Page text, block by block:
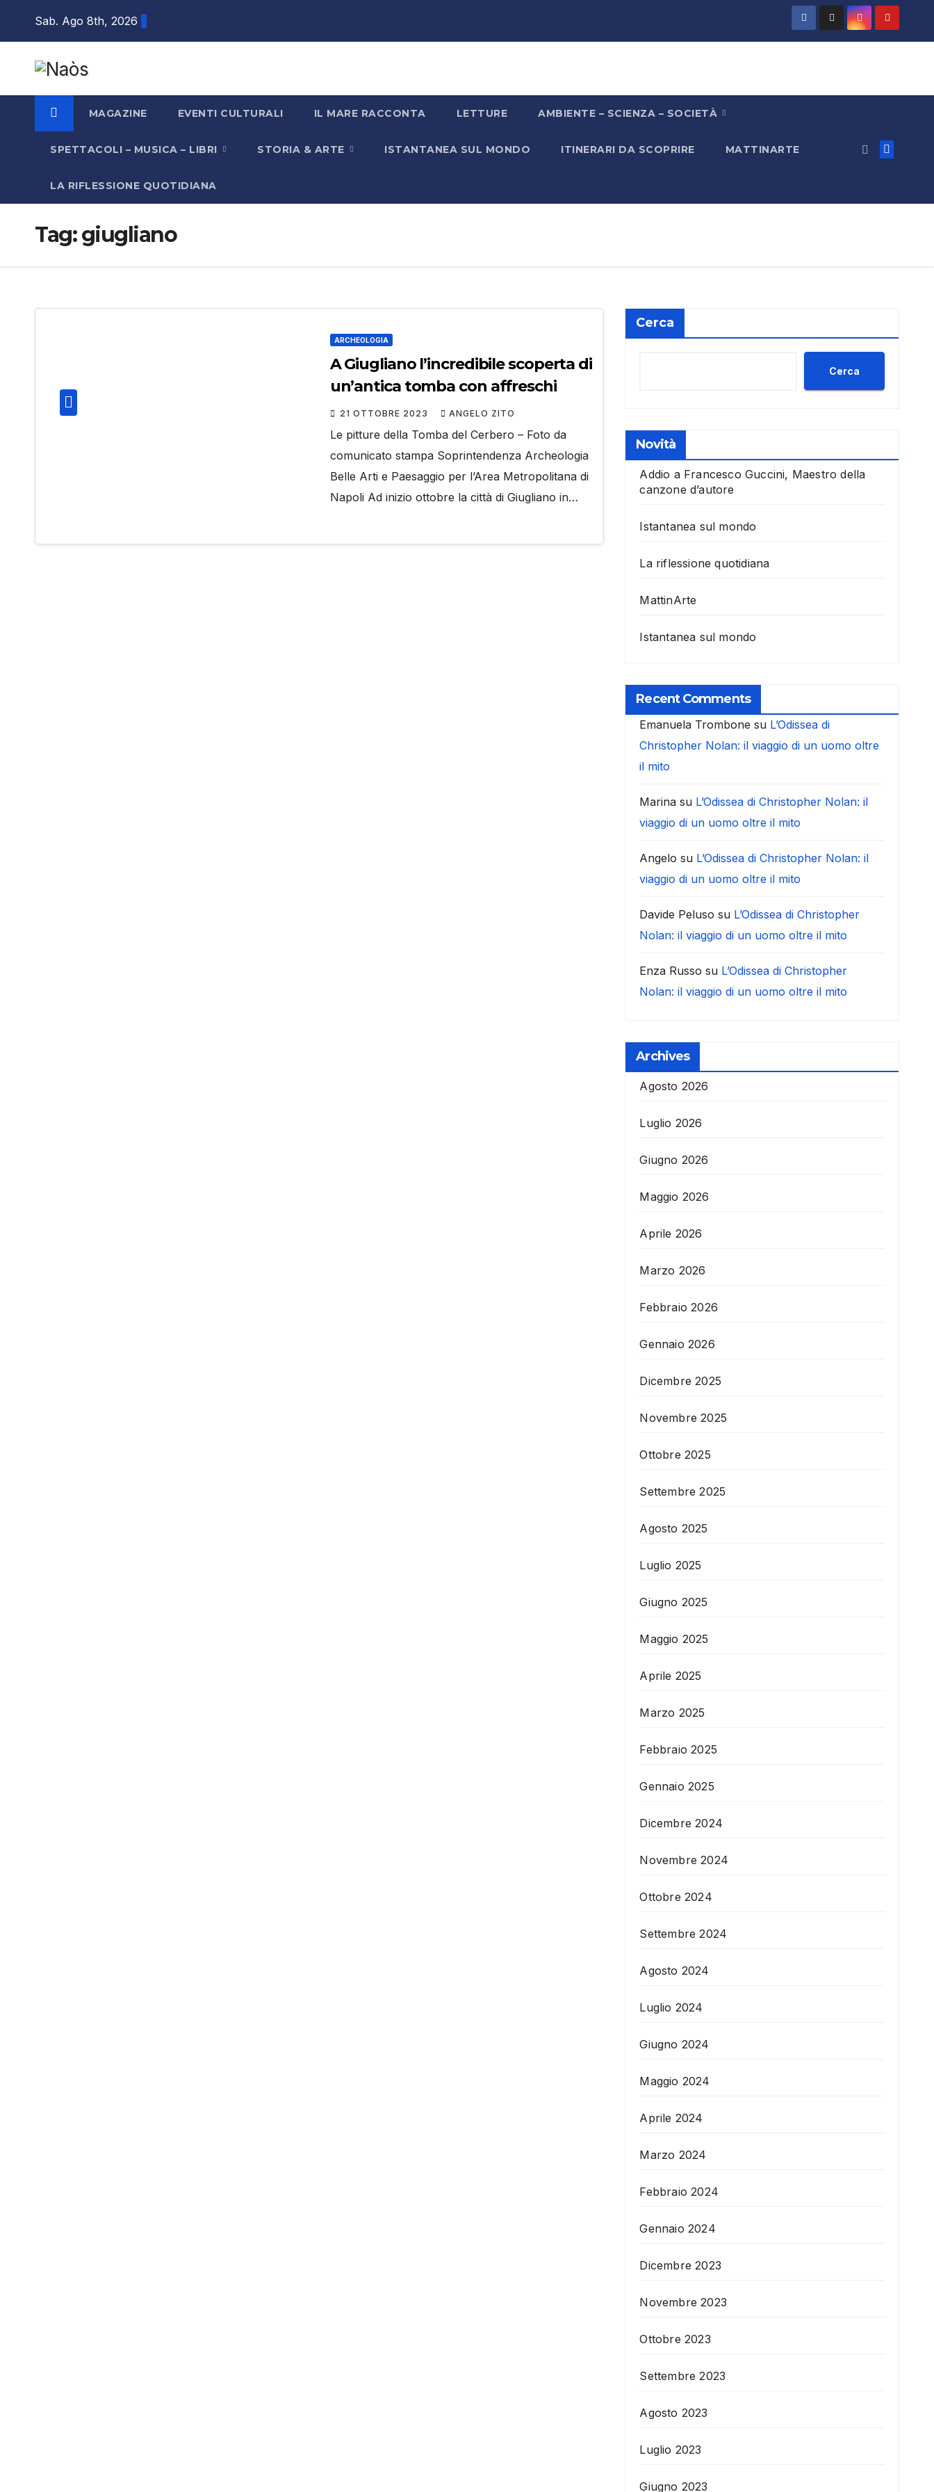
Sab. Ago 8th, 2026
MAGAZINE EVENTI CULTURALI IL MARE RACCONTA LETTURE AMBIENTE – SCIENZA – SOCIETÀ
SPETTACOLI – MUSICA – LIBRI STORIA & ARTE ISTANTANEA SUL MONDO ITINERARI DA SCOPRIRE MATTINARTE
LA RIFLESSIONE QUOTIDIANA
Tag:giugliano
ARCHEOLOGIA
A Giugliano l’incredibile scoperta di
un’antica tomba con affreschi
21 OTTOBRE 2023 ANGELO ZITO
Le pitture della Tomba del Cerbero – Foto da
comunicato stampa Soprintendenza Archeologia
Belle Arti e Paesaggio per l’Area Metropolitana di
Napoli Ad inizio ottobre la città di Giugliano in…
Cerca
Cerca
Novità
Addio a Francesco Guccini, Maestro della
canzone d’autore
Istantanea sul mondo
La riflessione quotidiana
MattinArte
Istantanea sul mondo
Recent Comments
Emanuela Trombone su L’Odissea di
Christopher Nolan: il viaggio di un uomo oltre
il mito
Marina su L’Odissea di Christopher Nolan: il
viaggio di un uomo oltre il mito
Angelo su L’Odissea di Christopher Nolan: il
viaggio di un uomo oltre il mito
Davide Peluso su L’Odissea di Christopher
Nolan: il viaggio di un uomo oltre il mito
Enza Russo su L’Odissea di Christopher
Nolan: il viaggio di un uomo oltre il mito
Archives
Agosto 2026
Luglio 2026
Giugno 2026
Maggio 2026
Aprile 2026
Marzo 2026
Febbraio 2026
Gennaio 2026
Dicembre 2025
Novembre 2025
Ottobre 2025
Settembre 2025
Agosto 2025
Luglio 2025
Giugno 2025
Maggio 2025
Aprile 2025
Marzo 2025
Febbraio 2025
Gennaio 2025
Dicembre 2024
Novembre 2024
Ottobre 2024
Settembre 2024
Agosto 2024
Luglio 2024
Giugno 2024
Maggio 2024
Aprile 2024
Marzo 2024
Febbraio 2024
Gennaio 2024
Dicembre 2023
Novembre 2023
Ottobre 2023
Settembre 2023
Agosto 2023
Luglio 2023
Giugno 2023